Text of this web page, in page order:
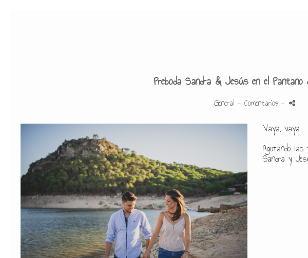
Preboda Sandra & Jesús en el
General - Comentarios -
Vaya,
Agotando
Sandra y